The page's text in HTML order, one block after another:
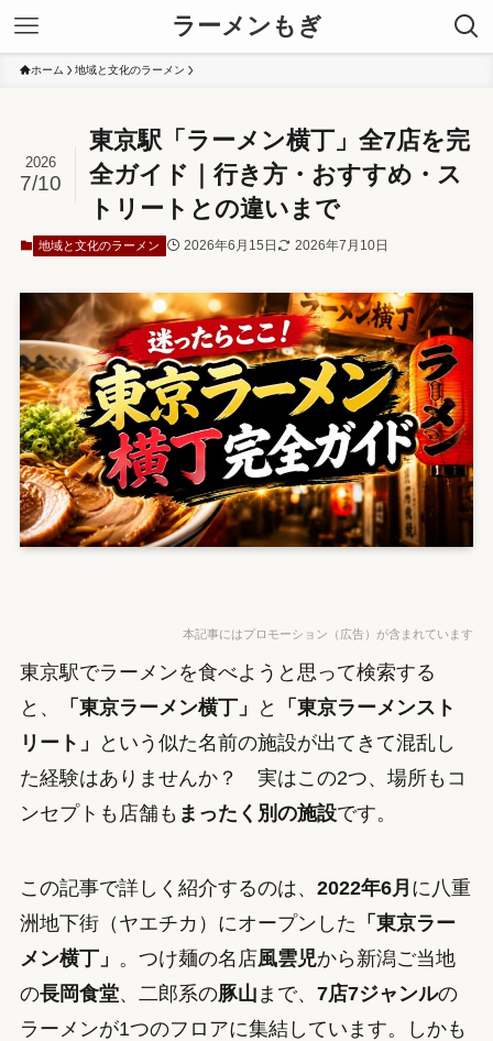
ラーメンもぎ
ホーム 地域と文化のラーメン
東京駅「ラーメン横丁」全7店を完
全ガイド｜行き方・おすすめ・ス
トリートとの違いまで
2026
7/10
地域と文化のラーメン 2026年6月15日 2026年7月10日
本記事にはプロモーション（広告）が含まれています
東京駅でラーメンを食べようと思って検索する
と、
「東京ラーメン横丁」 と
「東京ラーメンスト
リート」
という似た名前の施設が出てきて混乱し
た経験はありませんか？ 実はこの2つ、場所もコ
ンセプトも店舗も まったく別の施設です。
この記事で詳しく紹介するのは、 2022年6月 に八重
洲地下街（ヤエチカ）にオープンした 「東京ラー
メン横丁」 。つけ麺の名店風雲児から新潟ご当地
の長岡食堂、二郎系の豚山 まで、 7店7ジャンルの
ラーメンが1つのフロアに集結しています。しかも